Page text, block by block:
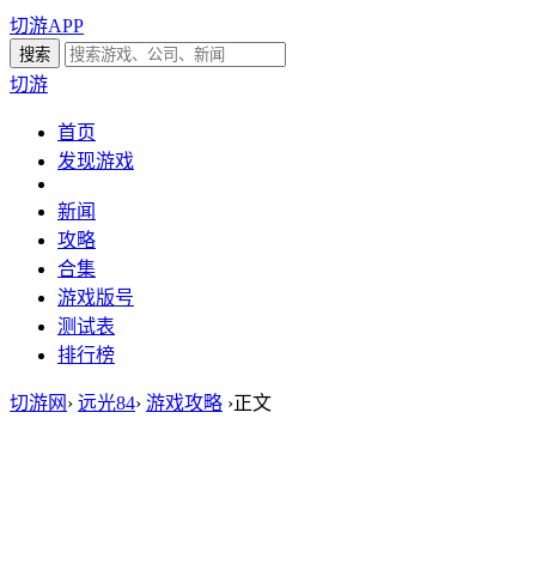
切游APP
切游
首页
发现游戏
新闻
攻略
合集
游戏版号
测试表
排行榜
切游网 › 远光84› 游戏攻略 ›正文